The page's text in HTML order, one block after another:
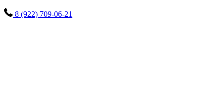
8 (922) 709-06-21